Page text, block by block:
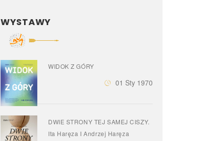
WYSTAWY
WIDOK Z GÓRY
01 Sty 1970
DWIE STRONY TEJ SAMEJ CISZY.
Ita Haręza I Andrzej Haręza